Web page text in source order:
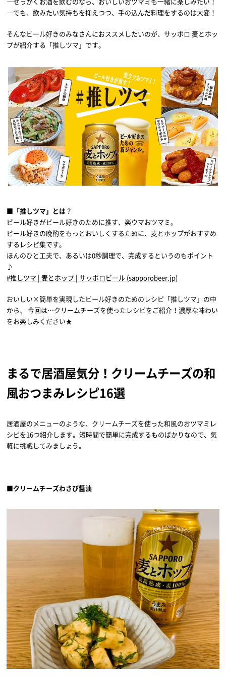
―でも、飲みたい気持ちを抑えつつ、手の込んだ料理をするのは大変！
そんなビール好きのみなさんにおススメしたいのが、サッポロ 麦とホッ
プが紹介する「推しツマ」です。
■「推しツマ」とは？
ビール好きがビール好きのために推す、楽ウマおツマミ。
ビール好きの晩酌をもっとおいしくするために、麦とホップがおすすめ
するレシピ集です。
ほんのひと工夫で、あるいは0秒調理で、完成するというのもポイント
♪
#推しツマ | 麦とホップ | サッポロビール (sapporobeer.jp)
おいしい×簡単を実現したビール好きのためのレシピ「推しツマ」の中
から、 今回は…クリームチーズを使ったレシピをご紹介！濃厚な味わい
をお楽しみください★
まるで居酒屋気分！クリームチーズの和
風おつまみレシピ16選
居酒屋のメニューのような、クリームチーズを使った和風のおツマミレ
シピを16つ紹介します。短時間で簡単に完成するものばかりなので、気
軽に挑戦してみましょう。
■クリームチーズわさび醤油